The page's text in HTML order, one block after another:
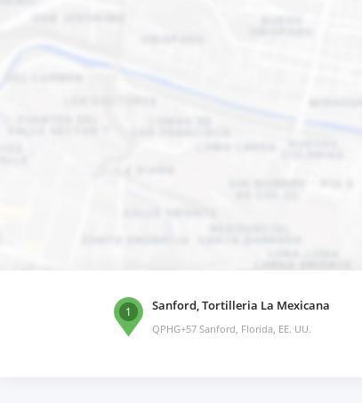
1 Sanford, Tortilleria La Mexicana
QPHG+57 Sanford, Florida, EE. UU.